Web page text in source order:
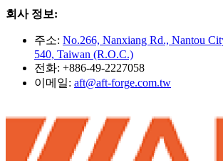
회사 정보:
주소: No.266, Nanxiang Rd., Nantou
540, Taiwan (R.O.C.)
전화: +886-49-2227058
이메일: aft@aft-forge.com.tw